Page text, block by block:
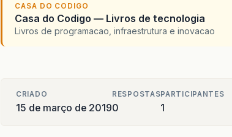
CASA DO CODIGO
Casa do Codigo — Livros de tecnologia
Livros de programacao, infraestrutura e inovacao
CRIADO
15 de março de 2019
RESPOSTAS
0
PARTICIPANTES
1